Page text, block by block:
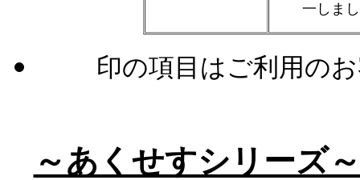
一しま
印の項目はご利用の
～あくせすシリーズ～